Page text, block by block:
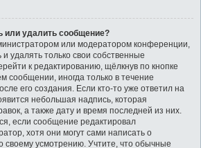
или удалить сообщение?
или модератором конференции,
удалять только свои собственные
к редактированию, щёлкнув по кнопке
сообщении, иногда только в течение
его создания. Если кто-то уже ответил на
небольшая надпись, которая
а также дату и время последней из них.
если сообщение редактировал
хотя они могут сами написать о
своему усмотрению. Учтите, что обычные